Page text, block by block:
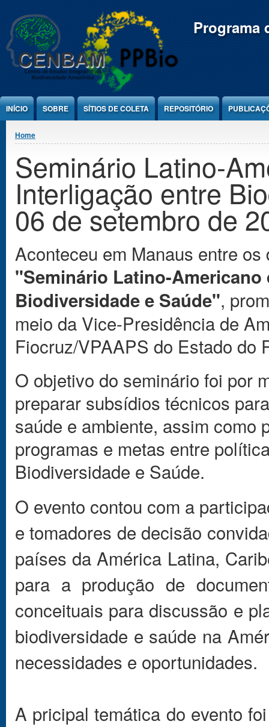
Programa
INÍCIO SOBRE SÍTIOS DE COLETA REPOSITÓRIO
You are here
Home
Seminário Latino-
Interligação entre
06 de setembro de
Aconteceu em Manaus entre
"Seminário Latino-
Biodiversidade e Saúde",
meio da Vice-Presidência de
Fiocruz/VPAAPS do Estado do
O objetivo do seminário foi por
preparar subsídios técnicos
saúde e ambiente, assim como
programas e metas entre
Biodiversidade e Saúde.
O evento contou com a
e tomadores de decisão
países da América Latina,
para a produção de
conceituais para discussão e
biodiversidade e saúde na
necessidades e oportunidades.
A pricipal temática do evento